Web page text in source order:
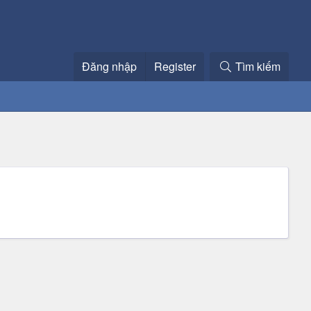
Đăng nhập Register Tìm kiếm